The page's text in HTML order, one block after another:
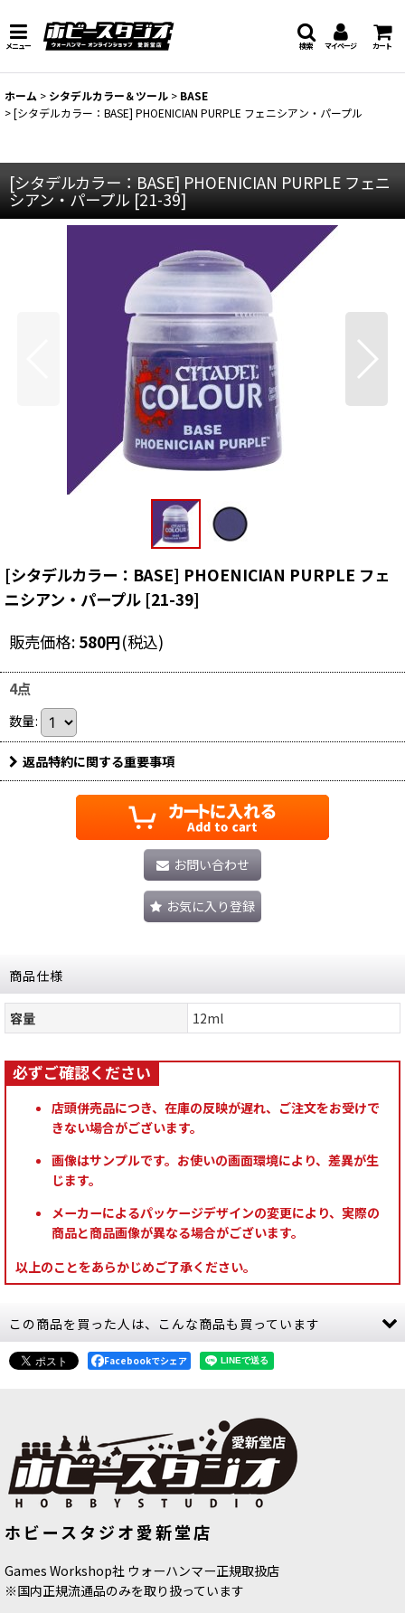
メニュー マイページ カート
検索
ホーム > シタデルカラー＆ツール > BASE
>[シタデルカラー：BASE] PHOENICIAN PURPLE フェニシアン・パープル
[シタデルカラー：BASE] PHOENICIAN PURPLE フェニ
シアン・パープル [21-39]
[シタデルカラー：BASE] PHOENICIAN PURPLE フェ
ニシアン・パープル [21-39]
販売価格: 580円(税込)
4点
数量:
返品特約に関する重要事項
お問い合わせ
お気に入り登録
商品仕様
容量 12ml
店頭併売品につき、在庫の反映が遅れ、ご注文をお受けで
きない場合がございます。
画像はサンプルです。お使いの画面環境により、差異が生
じます。
メーカーによるパッケージデザインの変更により、実際の
商品と商品画像が異なる場合がございます。
以上のことをあらかじめご了承ください。
この商品を買った人は、こんな商品も買っています
ヴス・ブラック[21-44]
イナイト・スティール
Facebookでシェア
ホビースタジオ愛新堂店
Games Workshop社 ウォーハンマー正規取扱店
※国内正規流通品のみを取り扱っています